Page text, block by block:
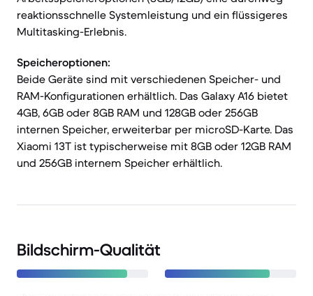
reaktionsschnelle Systemleistung und ein flüssigeres
Multitasking-Erlebnis.
Speicheroptionen:
Beide Geräte sind mit verschiedenen Speicher- und
RAM-Konfigurationen erhältlich. Das Galaxy A16 bietet
4GB, 6GB oder 8GB RAM und 128GB oder 256GB
internen Speicher, erweiterbar per microSD-Karte. Das
Xiaomi 13T ist typischerweise mit 8GB oder 12GB RAM
und 256GB internem Speicher erhältlich.
Bildschirm-Qualität